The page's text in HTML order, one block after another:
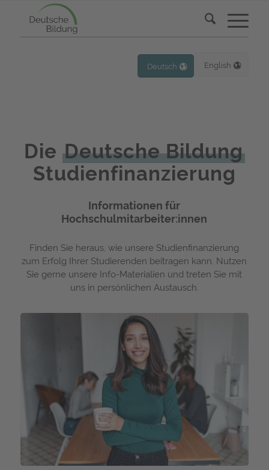
English
Deutsch
Die Deutsche Bildung
Studienfinanzierung
Informationen für
Hochschulmitarbeiter:innen
Finden Sie heraus, wie unsere Studienfinanzierung
zum Erfolg Ihrer Studierenden beitragen kann. Nutzen
Sie gerne unsere Info-Materialien und treten Sie mit
uns in persönlichen Austausch.